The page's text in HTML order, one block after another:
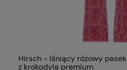
Hirsch - lśniący różowy pasek
z krokodyla premium